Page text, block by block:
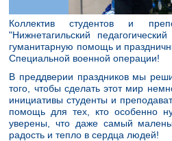
Коллектив студентов и
"Нижнетагильский
гуманитарную помощь и
Специальной военной операции!
В преддверии праздников мы
того, чтобы сделать этот мир
инициативы студенты и
помощь для тех, кто особенно
уверены, что даже самый
радость и тепло в сердца людей!